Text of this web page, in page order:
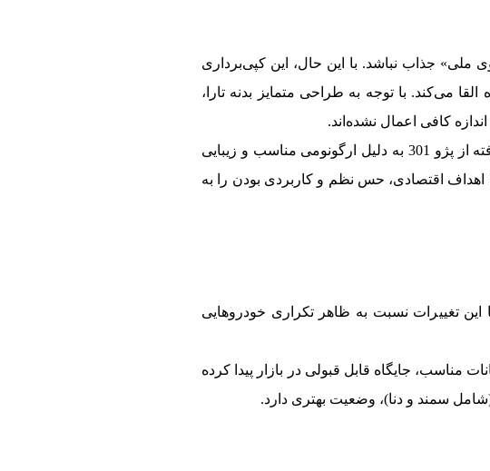
با عنوان «خودروی ملی» جذاب نباشد. با این حال، این کپی‌برداری
خوبی به راننده القا می‌کند. با توجه به طراحی متمایز بدنه تارا،
کافی اعمال نشده‌اند.
با این وجود، این شباهت را نمی‌توان کاملاً نکته‌ای منفی دانست. در واقع، طراحی قرض‌گرفته از پژو 301 به دلیل ارگونومی مناسب و زیبایی
است. داشبورد 301، به‌ویژه برای کابینی با اهداف اقتصادی، حس نظم و کاربردی بودن را به
تغییرات نسبت به ظاهر تکراری خودروهایی
مناسب، جایگاه قابل قبولی در بازار پیدا کرده